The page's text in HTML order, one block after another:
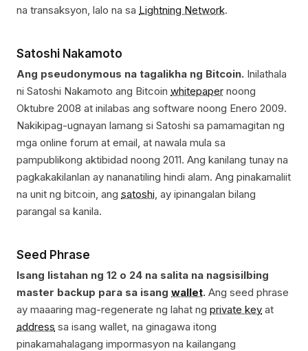
na transaksyon, lalo na sa Lightning Network.
Satoshi Nakamoto
Ang pseudonymous na tagalikha ng Bitcoin. Inilathala
ni Satoshi Nakamoto ang Bitcoin whitepaper noong
Oktubre 2008 at inilabas ang software noong Enero 2009.
Nakikipag-ugnayan lamang si Satoshi sa pamamagitan ng
mga online forum at email, at nawala mula sa
pampublikong aktibidad noong 2011. Ang kanilang tunay na
pagkakakilanlan ay nananatiling hindi alam. Ang pinakamaliit
na unit ng bitcoin, ang satoshi, ay ipinangalan bilang
parangal sa kanila.
Seed Phrase
Isang listahan ng 12 o 24 na salita na nagsisilbing
master backup para sa isang wallet. Ang seed phrase
ay maaaring mag-regenerate ng lahat ng private key at
address sa isang wallet, na ginagawa itong
pinakamahalagang impormasyon na kailangang